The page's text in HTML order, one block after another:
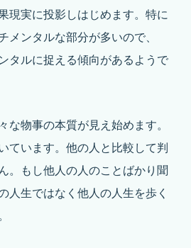
現実に投影しはじめます。特に
メンタルな部分が多いので、
タルに捉える傾向があるようで
な物事の本質が見え始めます。
ています。他の人と比較して判
。もし他人の人のことばかり聞
人生ではなく他人の人生を歩く